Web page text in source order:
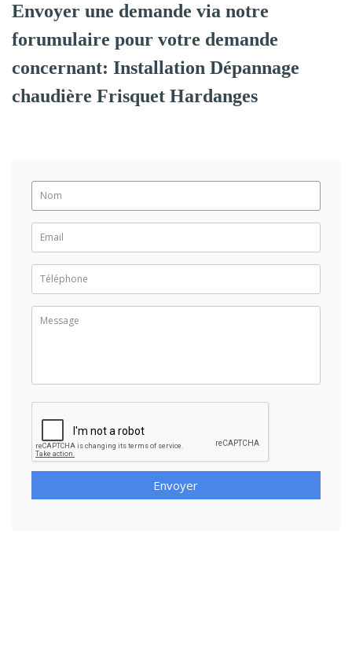
Envoyer une demande via notre
forumulaire pour votre demande
concernant: Installation Dépannage
chaudière Frisquet Hardanges
Envoyer